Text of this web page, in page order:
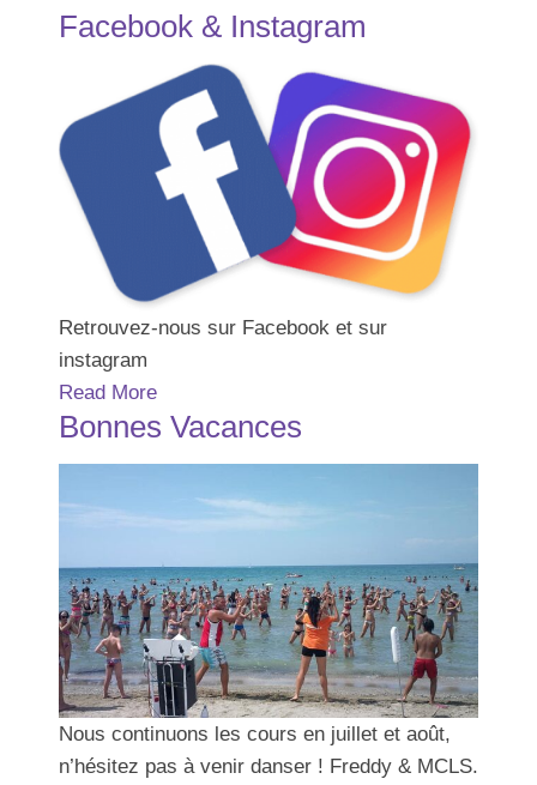
Facebook & Instagram
Retrouvez-nous sur Facebook et sur
instagram
Read More
Bonnes Vacances
Nous continuons les cours en juillet et août,
n’hésitez pas à venir danser ! Freddy & MCLS.